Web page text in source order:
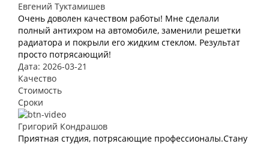
Евгений Туктамишев
Очень доволен качеством работы! Мне сделали
полный антихром на автомобиле, заменили решетки
радиатора и покрыли его жидким стеклом. Результат
просто потрясающий!
Дата: 2026-03-21
Качество
Стоимость
Сроки
Григорий Кондрашов
Приятная студия, потрясающие профессионалы.Стану